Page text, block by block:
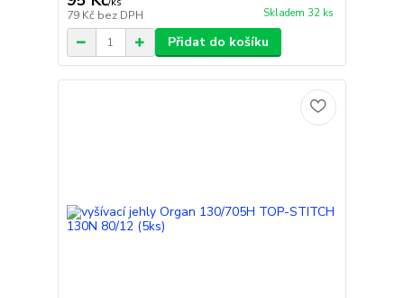
79 Kč bez DPH Skladem 32 ks
Přidat do košíku